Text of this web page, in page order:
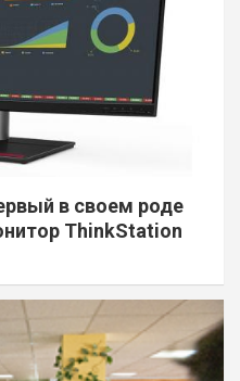
в своем роде
ThinkStation